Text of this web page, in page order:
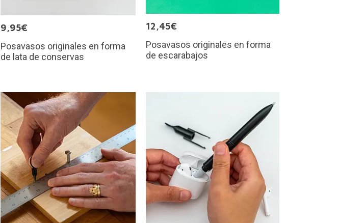
9,95€
Posavasos originales en forma
de lata de conservas
12,45€
Posavasos originales en forma
de escarabajos